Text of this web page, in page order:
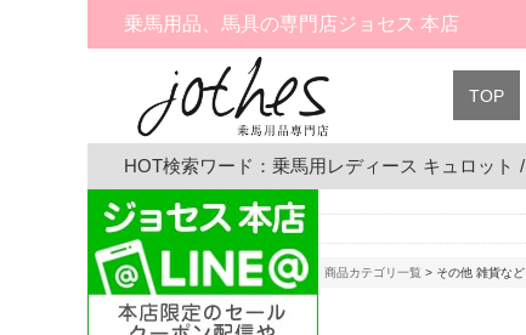
乗馬用品、馬具の専門店ジョセス 本店
TOP
HOT検索ワード： 乗馬用レディース キュロット /
商品カテゴリ一覧 > その他 雑貨など